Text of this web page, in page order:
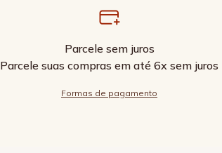
Parcele sem juros
Parcele suas compras em até 6x sem juros
Formas de pagamento